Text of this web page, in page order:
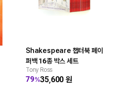
Shakespeare 챕터북 페이
퍼백 16종 박스 세트
Tony Ross
79%35,600원